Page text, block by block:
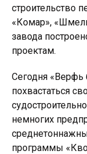
строительство
«Комар»,
завода
проектам.
Сегодня
похвастаться
немногих
программы